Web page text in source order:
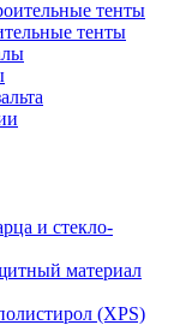
тенты
и стекло-
материал
(XPS)